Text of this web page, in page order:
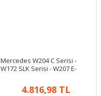
Mercedes W204 C Serisi -
W172 SLK Serisi - W207 E-
Salıncak4.816,98 TL